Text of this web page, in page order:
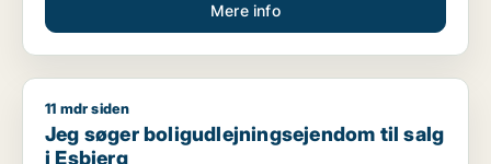
Mere info
Jeg søger boligudlejningsejendom til salg i Esbjerg
11 mdr siden
Jeg søger boligudlejningsejendom til salg
i Esbjerg